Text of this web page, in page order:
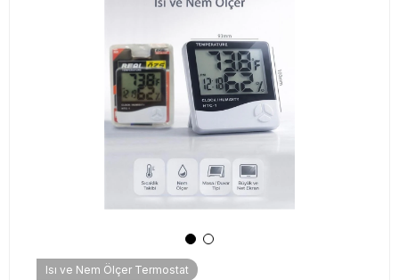
Isı ve Nem Ölçer Termostat